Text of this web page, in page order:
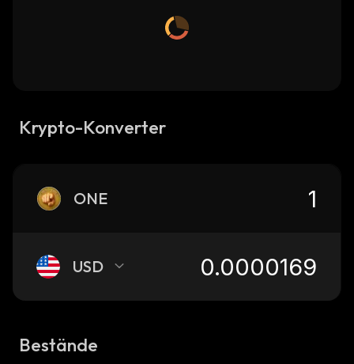
Krypto-Konverter
ONE
USD
Bestände